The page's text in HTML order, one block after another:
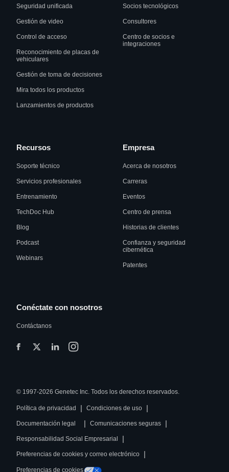
Seguridad unificada
Gestión de video
Control de acceso
Reconocimiento de placas de
vehiculares
Gestión de toma de decisiones
Mira todos los productos
Lanzamientos de productos
Socios tecnológicos
Consultores
Centro de socios e
integraciones
Recursos
Soporte técnico
Servicios profesionales
Entrenamiento
TechDoc Hub
Blog
Podcast
Webinars
Empresa
Acerca de nosotros
Carreras
Eventos
Centro de prensa
Historias de clientes
Confianza y seguridad
cibernética
Patentes
Conéctate con nosotros
Contáctanos
© 1997-2026 Genetec Inc. Todos los derechos reservados.
Política de privacidad | Condiciones de uso |
Documentación legal | Comunicaciones seguras |
Responsabilidad Social Empresarial |
Preferencias de cookies y correo electrónico |
Preferencias de cookies